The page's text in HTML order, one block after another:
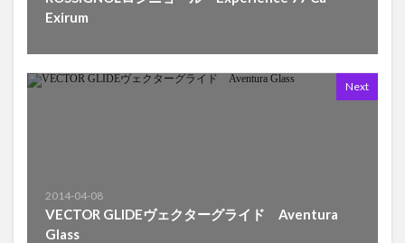
Exirum
Next
2014-04-08
VECTOR GLIDEヴェクターグライド Aventura
Glass